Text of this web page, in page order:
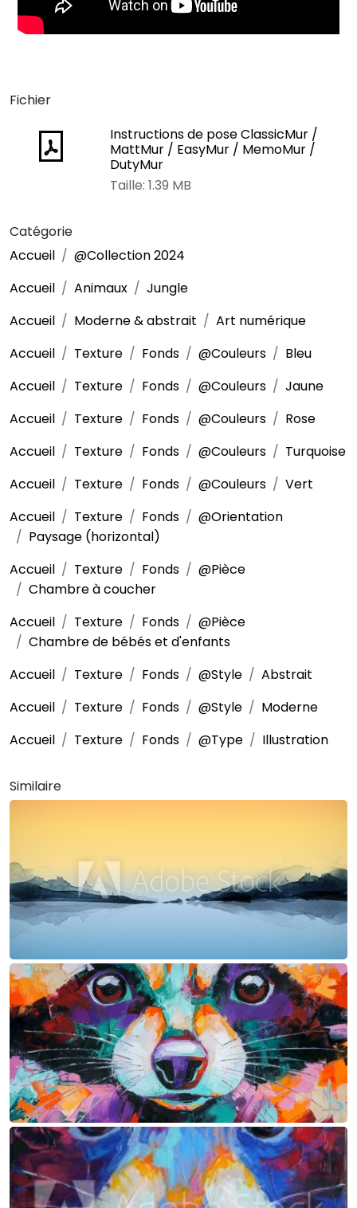
Fichier
Instructions de pose ClassicMur /
MattMur / EasyMur / MemoMur /
DutyMur
Taille: 1.39 MB
Catégorie
Accueil
@Collection 2024
Accueil
Animaux
Jungle
Accueil
Moderne & abstrait
Art numérique
Accueil
Texture Fonds @Couleurs
Bleu
Accueil
Texture Fonds @Couleurs
Jaune
Accueil
Texture Fonds @Couleurs
Rose
Accueil
Texture Fonds @Couleurs
Turquoise
Accueil
Texture Fonds @Couleurs
Vert
Accueil
Texture Fonds
@Orientation
Paysage (horizontal)
Accueil
Texture Fonds
@Pièce
Chambre à coucher
Accueil
Texture Fonds
@Pièce
Chambre de bébés et d'enfants
Accueil
Texture Fonds @Style
Abstrait
Accueil
Texture Fonds @Style
Moderne
Accueil
Texture Fonds @Type Illustration
Similaire